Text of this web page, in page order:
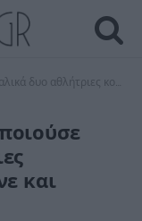
Τους έδειχνε και πορνό
και